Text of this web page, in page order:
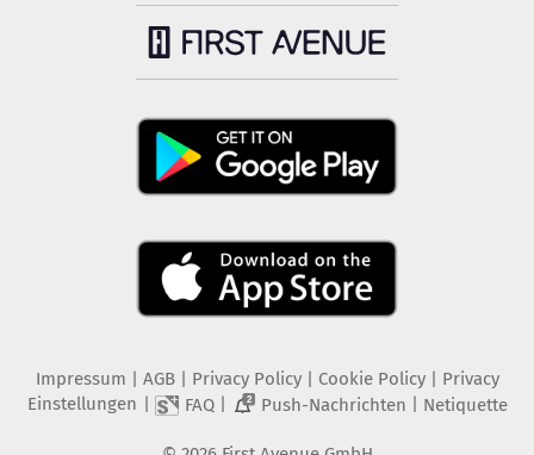
Impressum AGB Privacy Policy| Cookie Policy| Privacy
Einstellungen
FAQ| 2 Push-Nachrichten Netiquette